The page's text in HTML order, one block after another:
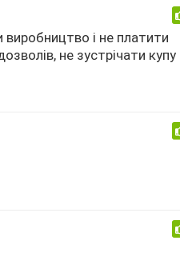
і не платити
не зустрічати купу